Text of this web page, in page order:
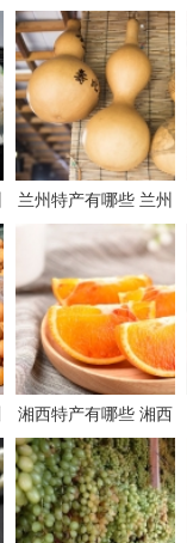
兰州特产有哪些 兰州
有哪些特产
湘西特产有哪些 湘西
有哪些特产